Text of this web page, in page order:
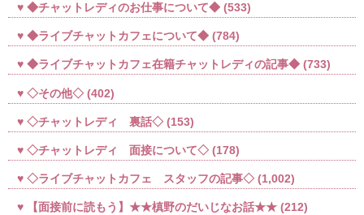
◆チャットレディのお仕事について◆ (533)
◆ライブチャットカフェについて◆ (784)
◆ライブチャットカフェ在籍チャットレディの記事◆ (733)
◇その他◇ (402)
◇チャットレディ 裏話◇ (153)
◇チャットレディ 面接について◇ (178)
◇ライブチャットカフェ スタッフの記事◇ (1,002)
【面接前に読もう】★★槙野のだいじなお話★★ (212)